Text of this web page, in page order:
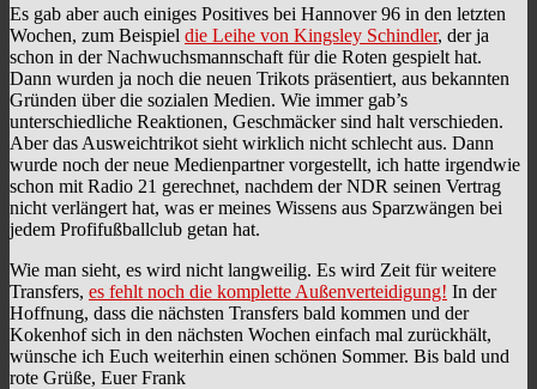
Es gab aber auch einiges Positives bei Hannover 96 in den letzten
Wochen, zum Beispiel die Leihe von Kingsley Schindler, der ja
schon in der Nachwuchsmannschaft für die Roten gespielt hat.
Dann wurden ja noch die neuen Trikots präsentiert, aus bekannten
Gründen über die sozialen Medien. Wie immer gab’s
unterschiedliche Reaktionen, Geschmäcker sind halt verschieden.
Aber das Ausweichtrikot sieht wirklich nicht schlecht aus. Dann
wurde noch der neue Medienpartner vorgestellt, ich hatte irgendwie
schon mit Radio 21 gerechnet, nachdem der NDR seinen Vertrag
nicht verlängert hat, was er meines Wissens aus Sparzwängen bei
jedem Profifußballclub getan hat.
Wie man sieht, es wird nicht langweilig. Es wird Zeit für weitere
Transfers, es fehlt noch die komplette Außenverteidigung! In der
Hoffnung, dass die nächsten Transfers bald kommen und der
Kokenhof sich in den nächsten Wochen einfach mal zurückhält,
wünsche ich Euch weiterhin einen schönen Sommer. Bis bald und
rote Grüße, Euer Frank